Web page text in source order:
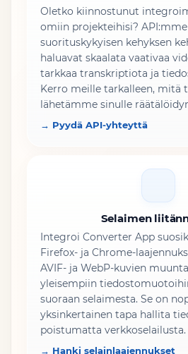
Oletko kiinnostunut
omiin projekteihisi?
suorituskykyisen kehyksen
haluavat skaalata vaativaa
tarkkaa transkriptiota ja
Kerro meille tarkalleen, mitä
lähetämme sinulle
→ Pyydä API-yhteyttä
Selaimen
Integroi Converter App
Firefox- ja Chrome-
AVIF- ja WebP-kuvien
yleisempiin
suoraan selaimesta. Se on
yksinkertainen tapa hallita
poistumatta verkkoselailusta.
→ Hanki selainlaajennukset